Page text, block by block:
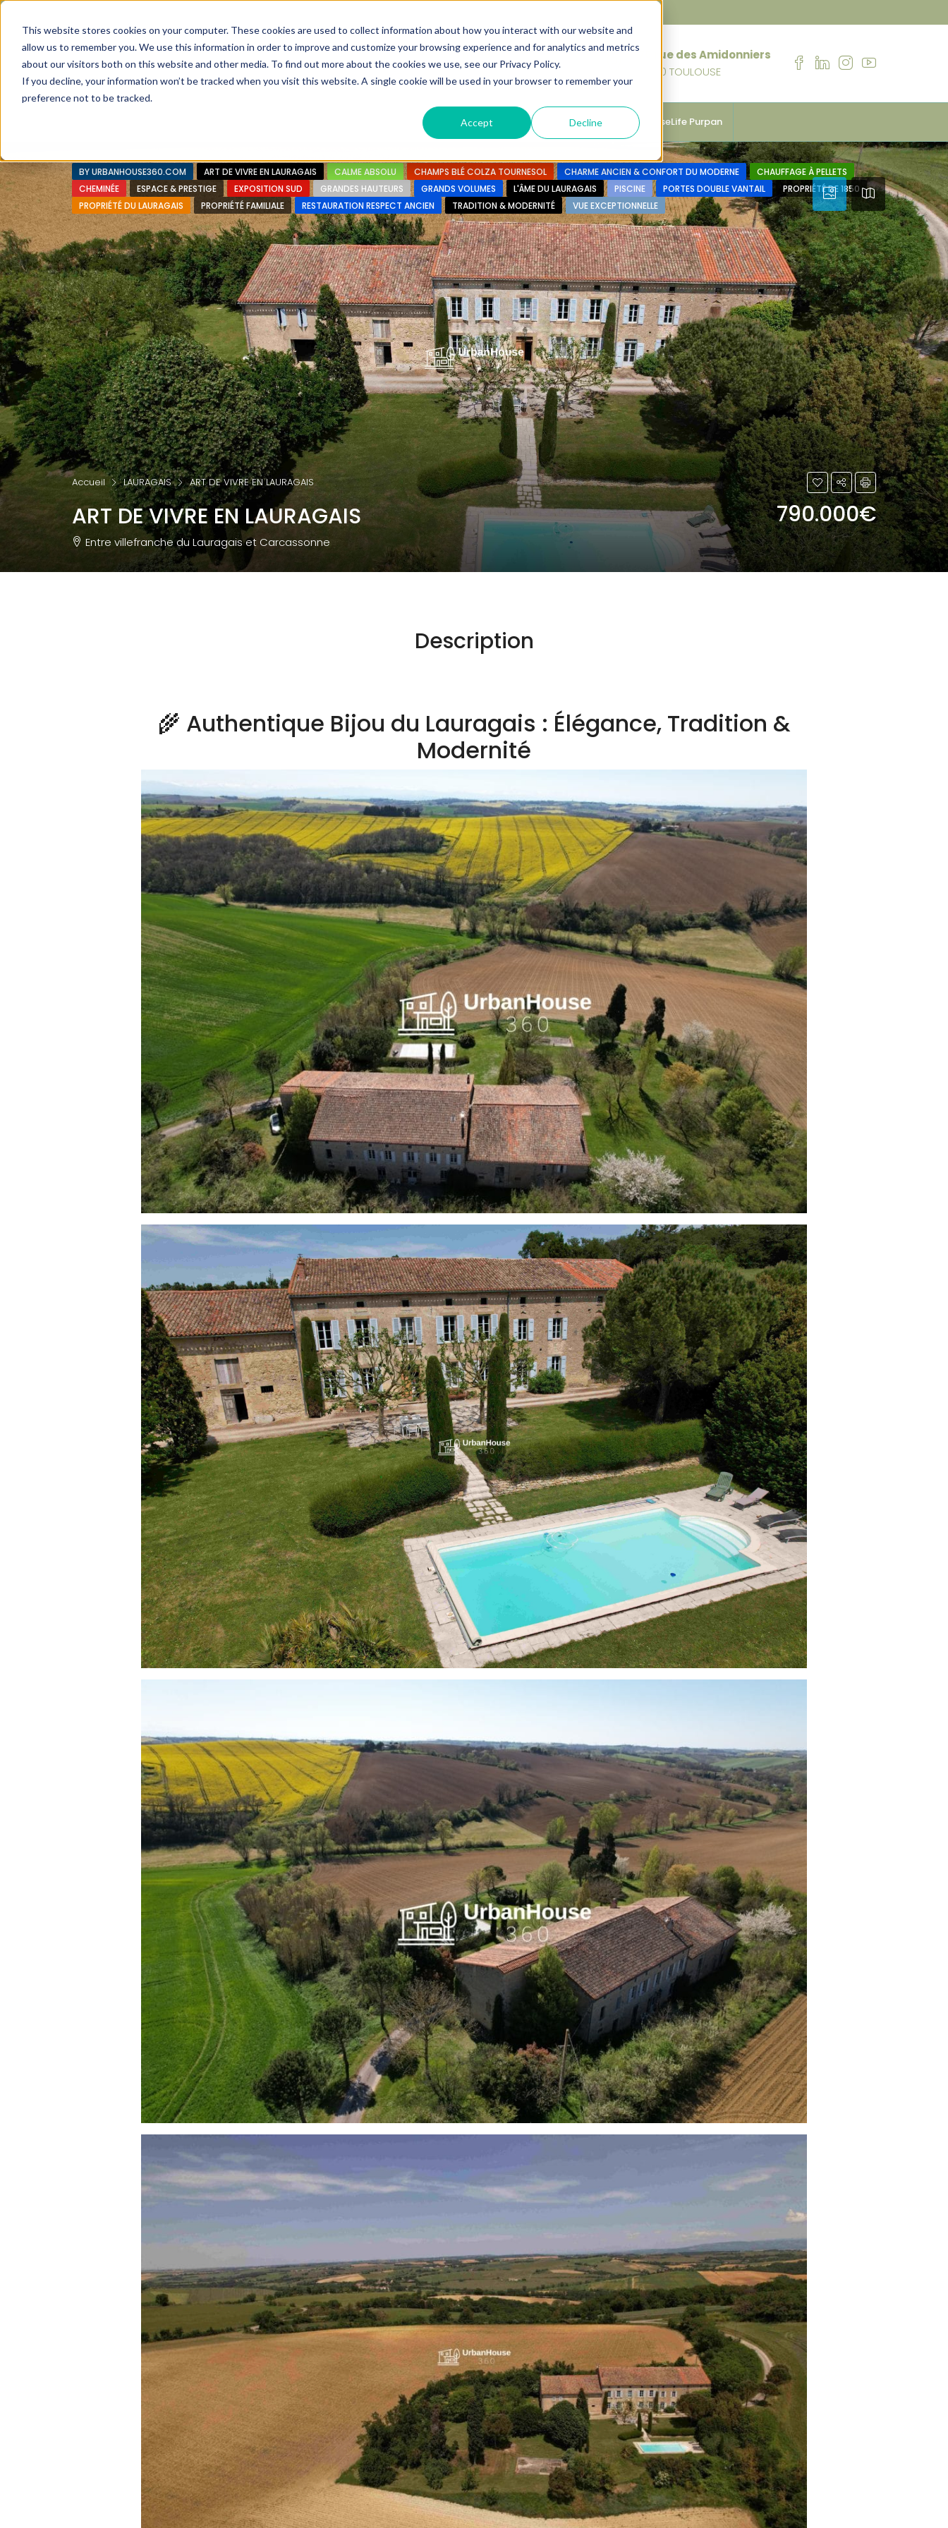
This website stores cookies on your computer. These cookies are used to collect information about how you interact with our website and
allow us to remember you. We use this information in order to improve and customize your browsing experience and for analytics and metrics
about our visitors both on this website and other media. To find out more about the cookies we use, see our Privacy Policy.
If you decline, your information won’t be tracked when you visit this website. A single cookie will be used in your browser to remember your
preference not to be tracked.
Accept Decline
+33683110097
contact@urbanhouse360.com
76 rue des Amidonniers
31000 TOULOUSE
Nos Biens Nos infos UrbanhouseLife Purpan
BY URBANHOUSE360.COM ART DE VIVRE EN LAURAGAIS CALME ABSOLU CHAMPS BLÉ COLZA TOURNESOL CHARME ANCIEN & CONFORT DU MODERNE
CHAUFFAGE À PELLETS
CHEMINÉE
ESPACE & PRESTIGE EXPOSITION SUD GRANDES HAUTEURS GRANDS VOLUMES L'ÂME DU LAURAGAIS PISCINE PORTES DOUBLE VANTAIL
PROPRIÉTÉ DE 1850
PROPRIÉTÉ DU LAURAGAIS
PROPRIÉTÉ FAMILIALE RESTAURATION RESPECT ANCIEN TRADITION & MODERNITÉ VUE EXCEPTIONNELLE
Accueil LAURAGAIS ART DE VIVRE EN LAURAGAIS
ART DE VIVRE EN LAURAGAIS 790.000€
Entre villefranche du Lauragais et Carcassonne
Description
🌾 Authentique Bijou du Lauragais : Élégance, Tradition &
Modernité